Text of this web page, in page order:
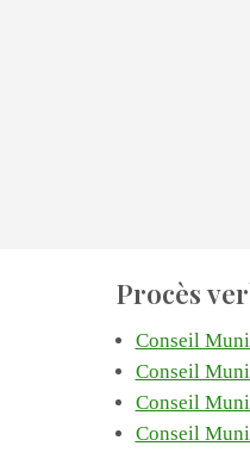
Procès
Conseil
Conseil
Conseil
Conseil